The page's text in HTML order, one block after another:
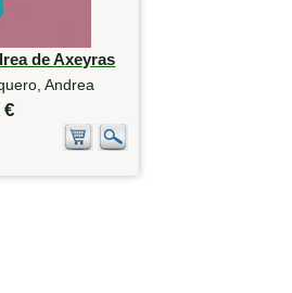
de Axeyras
Andrea
€